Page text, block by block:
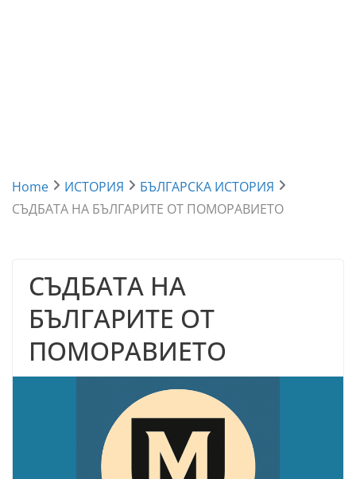
Home ИСТОРИЯ
БЪЛГАРСКА ИСТОРИЯ
СЪДБАТА НА БЪЛГАРИТЕ ОТ ПОМОРАВИЕТО
СЪДБАТА НА
БЪЛГАРИТЕ ОТ
ПОМОРАВИЕТО